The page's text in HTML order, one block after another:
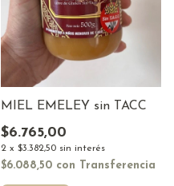
MIEL EMELEY sin TACC
$6.765,00
2 x $3.382,50 sin interés
$6.088,50 con Transferencia